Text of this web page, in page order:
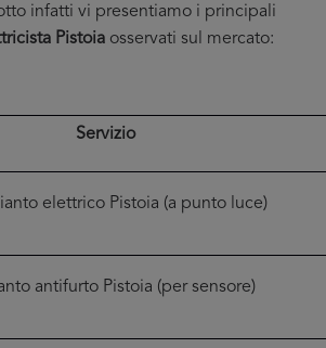
infatti vi presentiamo i principali
Pistoia osservati sul mercato:
Servizio
elettrico Pistoia (a punto luce)
antifurto Pistoia (per sensore)